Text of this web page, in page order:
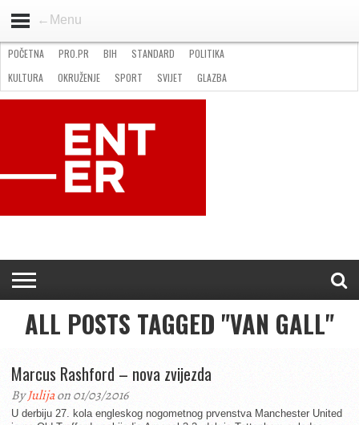
←Menu
STANDARD
GOSPODARSTVO
OKRUŽENJE
POČETNA PRO.PR BIH STANDARD
POLITIKA
KULTURA
OKRUŽENJE SPORT SVIJET
GLAZBA
NATJEČAJI
FILMING LOCATION IN BH KONTAKT
ALL POSTS TAGGED "VAN GALL"
Marcus Rashford – nova zvijezda
ByJulijaon 01/03/2016
U derbiju 27. kola engleskog nogometnog prvenstva Manchester United